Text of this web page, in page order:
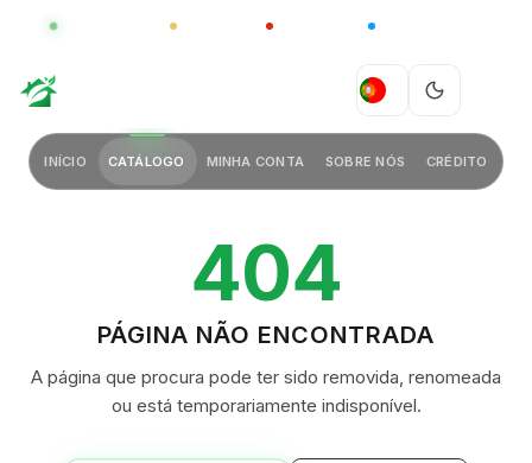
GLOBAL CHINA
PT
INÍCIO CATÁLOGO MINHA CONTA SOBRE NÓS CRÉDITO
404
PÁGINA NÃO ENCONTRADA
A página que procura pode ter sido removida, renomeada
ou está temporariamente indisponível.